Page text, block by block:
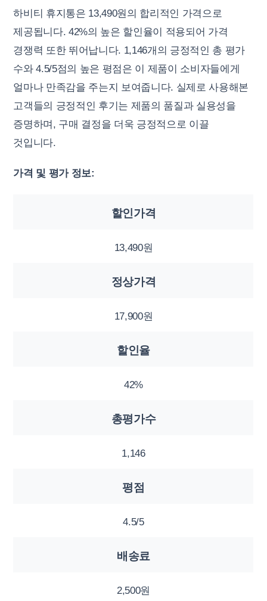
하비티 휴지통은 13,490원의 합리적인 가격으로
제공됩니다. 42%의 높은 할인율이 적용되어 가격
경쟁력 또한 뛰어납니다. 1,146개의 긍정적인 총 평가
수와 4.5/5점의 높은 평점은 이 제품이 소비자들에게
얼마나 만족감을 주는지 보여줍니다. 실제로 사용해본
고객들의 긍정적인 후기는 제품의 품질과 실용성을
증명하며, 구매 결정을 더욱 긍정적으로 이끌
것입니다.
가격 및 평가 정보:
할인가격
13,490원
정상가격
17,900원
할인율
42%
총평가수
1,146
평점
4.5/5
배송료
2,500원